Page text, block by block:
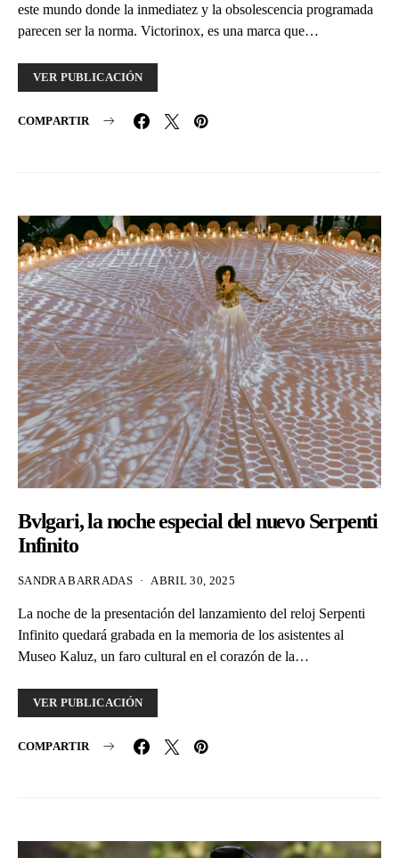
este mundo donde la inmediatez y la obsolescencia programada
parecen ser la norma. Victorinox, es una marca que…
VER PUBLICACIÓN
COMPARTIR
Bvlgari, la noche especial del nuevo Serpenti
Infinito
SANDRA BARRADAS ABRIL 30, 2025
La noche de la presentación del lanzamiento del reloj Serpenti
Infinito quedará grabada en la memoria de los asistentes al
Museo Kaluz, un faro cultural en el corazón de la…
VER PUBLICACIÓN
COMPARTIR